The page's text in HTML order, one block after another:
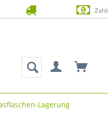
(Bonität vorausgesetzt)
Lagerung